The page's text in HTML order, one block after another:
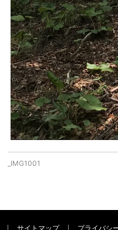
_IMG1001
サイトマップ プライバシ